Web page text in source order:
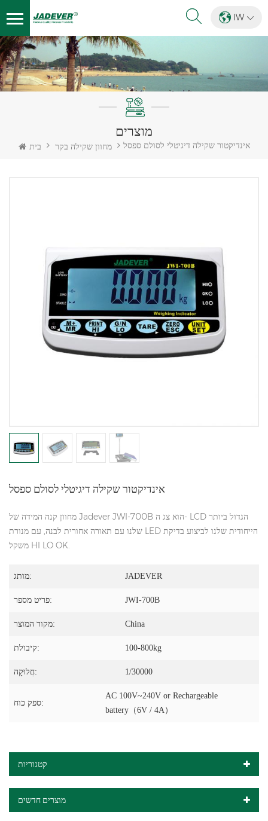
IW
מוצרים
בית מחוון שקילה בקר אינדיקטור שקילה דיגיטלי לסולם ספסל
אינדיקטור שקילה דיגיטלי לסולם ספסל
מחוון קנה המידה של Jadever JWI-700B הוא צג ה- LCD הגדול ביותר
שלנו עם תאורה אחורית לבנה, עם מנורת LED הייחודית שלנו לביצוע בדיקת
משקל HI LO OK.
מותג: JADEVER
פריט מספר: JWI-700B
מקור המוצר: China
קיבולת: 100-800kg
חֲלוּקָה: 1/30000
ספק כוח:
AC 100V~240V or Rechargeable
battery（6V / 4A）
קטגוריות
מוצרים חדשים